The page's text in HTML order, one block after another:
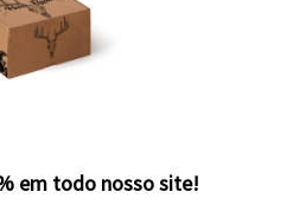
em todo nosso site!